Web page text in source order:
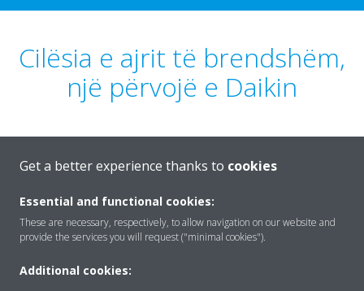
Cilësia e ajrit të brendshëm,
një përvojë e Daikin
Get a better experience thanks to cookies
Essential and functional cookies:
These are necessary, respectively, to allow navigation on our website and
provide the services you will request ("minimal cookies").
Additional cookies: